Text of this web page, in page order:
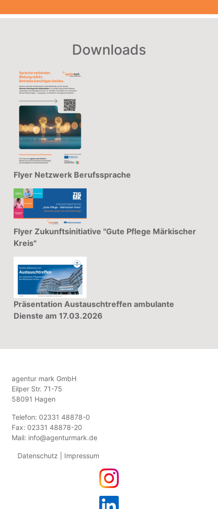
Downloads
Flyer Netzwerk Berufssprache
Flyer Zukunftsinitiative "Gute Pflege Märkischer
Kreis"
Präsentation Austauschtreffen ambulante
Dienste am 17.03.2026
agentur mark GmbH
Eilper Str. 71-75
58091 Hagen
Telefon: 02331 48878-0
Fax: 02331 48878-20
Mail: info@agenturmark.de
Datenschutz Impressum